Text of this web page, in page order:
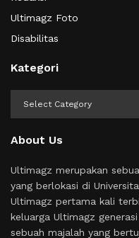
Ultimagz Foto
Disabilitas
Kategori
About Us
Ultimagz merupakan
yang berlokasi di
Ultimagz pertama kali
keluarga Ultimagz
sebuah majalah yang